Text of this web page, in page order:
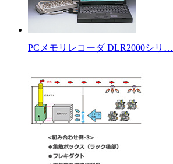
PCメモリレコーダ DLR2000シリ…